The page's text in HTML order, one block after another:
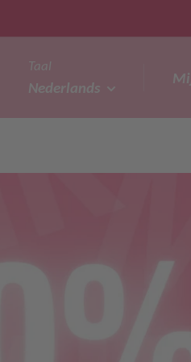
Taal
Nederlands